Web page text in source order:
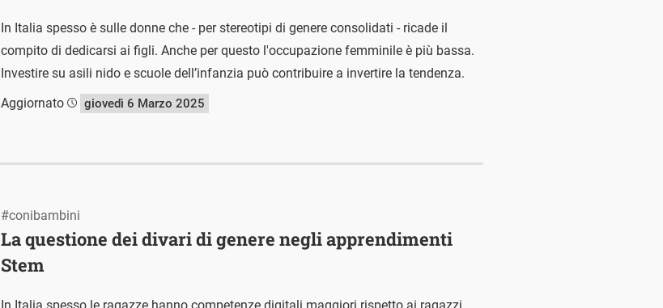
In Italia spesso è sulle donne che - per stereotipi di genere consolidati - ricade il
compito di dedicarsi ai figli. Anche per questo l'occupazione femminile è più bassa.
Investire su asili nido e scuole dell’infanzia può contribuire a invertire la tendenza.
Aggiornato
giovedì 6 Marzo 2025
La questione dei divari di genere negli apprendimenti
Stem
#conibambini